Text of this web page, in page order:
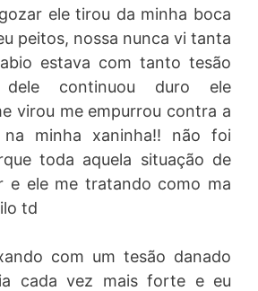
ele tirou da minha boca
peitos, nossa nunca vi tanta
estava com tanto tesão
continuou duro ele
virou me empurrou contra a
na minha xaninha!! não foi
toda aquela situação de
e ele me tratando como ma
td
com um tesão danado
cada vez mais forte e eu